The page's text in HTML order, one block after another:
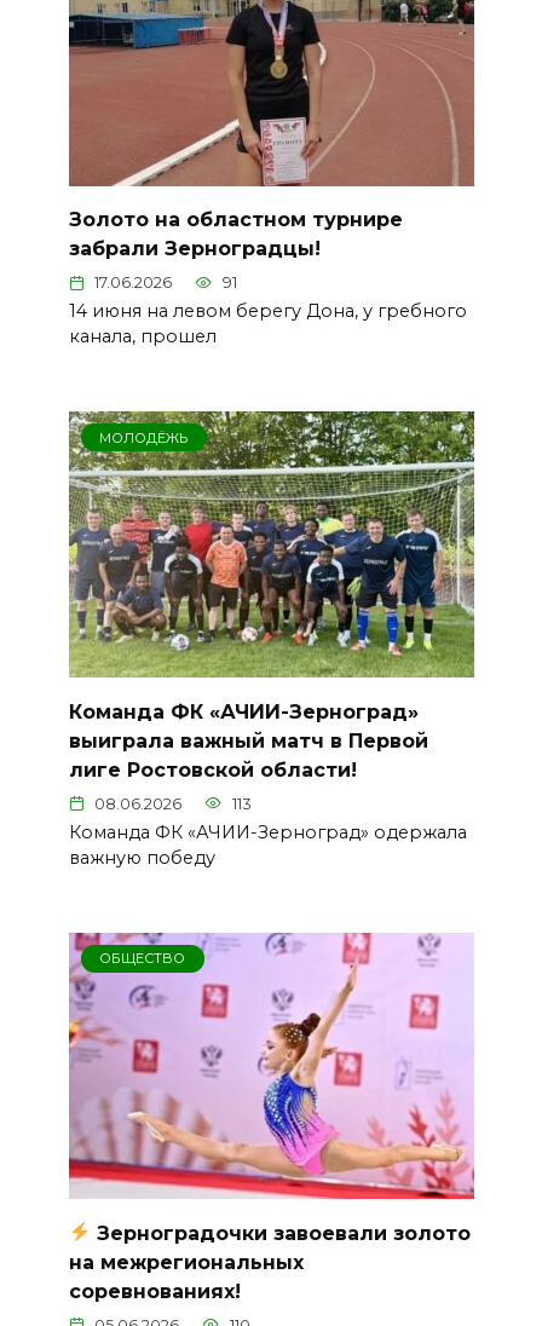
Золото на областном турнире
забрали Зерноградцы!
17.06.2026 91
14 июня на левом берегу Дона, у гребного
канала, прошел
МОЛОДЁЖЬ
Команда ФК «АЧИИ-Зерноград»
выиграла важный матч в Первой
лиге Ростовской области!
08.06.2026 113
Команда ФК «АЧИИ-Зерноград» одержала
важную победу
ОБЩЕСТВО
Зерноградочки завоевали золото
на межрегиональных
соревнованиях!